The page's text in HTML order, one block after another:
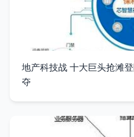
地产科技战 十大巨头抢滩
夺